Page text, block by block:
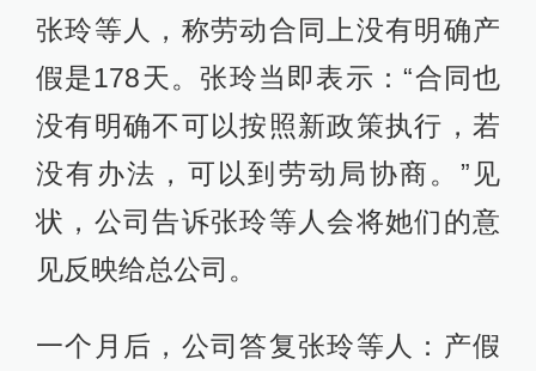
张玲等人，称劳动合同上没有明确产
假是178天。张玲当即表示：“合同也
没有明确不可以按照新政策执行，若
没有办法，可以到劳动局协商。”见
状，公司告诉张玲等人会将她们的意
见反映给总公司。
一个月后，公司答复张玲等人：产假